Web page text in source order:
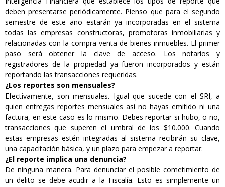
deben presentarse periódicamente. Pienso que para el segundo
semestre de este año estarán ya incorporadas en el sistema
todas las empresas constructoras, promotoras inmobiliarias y
relacionadas con la compra-venta de bienes inmuebles. El primer
paso será obtener la clave de acceso. Los notarios y
registradores de la propiedad ya fueron incorporados y están
reportando las transacciones requeridas.
¿Los reportes son mensuales?
Efectivamente, son mensuales. Igual que sucede con el SRI, a
quien entregas reportes mensuales así no hayas emitido ni una
factura, en este caso es lo mismo. Debes reportar si hubo, o no,
transacciones que superen el umbral de los $10.000. Cuando
estas empresas estén integradas al sistema recibirán su clave,
una capacitación básica, y un plazo para empezar a reportar.
¿El reporte implica una denuncia?
De ninguna manera. Para denunciar el posible cometimiento de
un delito se debe acudir a la Fiscalía. Esto es simplemente un